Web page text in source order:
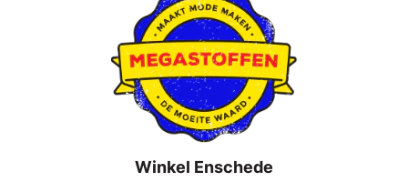
Winkel Enschede